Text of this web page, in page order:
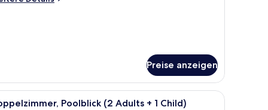
Preise anzeigen
kostenlose BabybettenEin großer Swimmingpool, umgeben von
5 Poolblick (2 Adults + 1 Child)